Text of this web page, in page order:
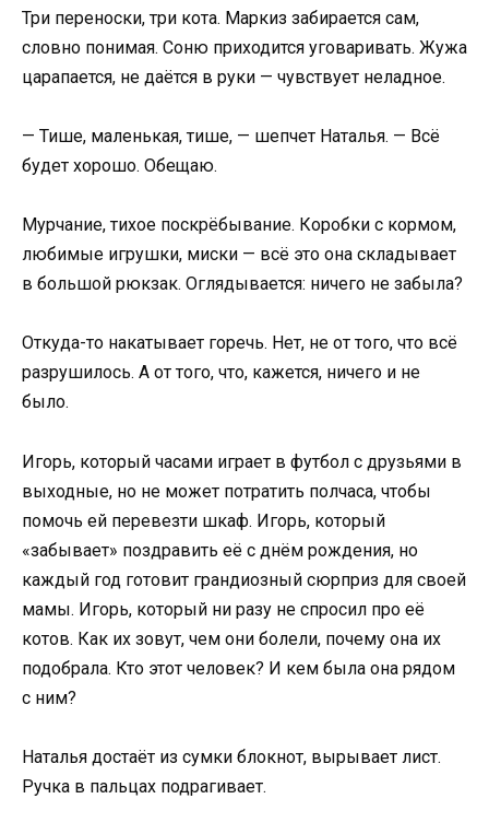
Три переноски, три кота. Маркиз забирается сам,
словно понимая. Соню приходится уговаривать. Жужа
царапается, не даётся в руки — чувствует неладное.
— Тише, маленькая, тише, — шепчет Наталья. — Всё
будет хорошо. Обещаю.
Мурчание, тихое поскрёбывание. Коробки с кормом,
любимые игрушки, миски — всё это она складывает
в большой рюкзак. Оглядывается: ничего не забыла?
Откуда-то накатывает горечь. Нет, не от того, что всё
разрушилось. А от того, что, кажется, ничего и не
было.
Игорь, который часами играет в футбол с друзьями в
выходные, но не может потратить полчаса, чтобы
помочь ей перевезти шкаф. Игорь, который
«забывает» поздравить её с днём рождения, но
каждый год готовит грандиозный сюрприз для своей
мамы. Игорь, который ни разу не спросил про её
котов. Как их зовут, чем они болели, почему она их
подобрала. Кто этот человек? И кем была она рядом
с ним?
Наталья достаёт из сумки блокнот, вырывает лист.
Ручка в пальцах подрагивает.